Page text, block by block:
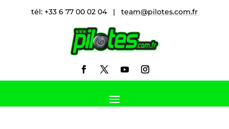
tél: +33 6 77 00 02 04 | team@pilotes.com.fr